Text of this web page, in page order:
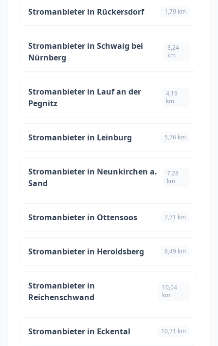
Stromanbieter in Rückersdorf 1,79 km
Stromanbieter in Schwaig bei
Nürnberg
3,24
km
Stromanbieter in Lauf an der
Pegnitz
4,19
km
Stromanbieter in Leinburg 5,76 km
Stromanbieter in Neunkirchen a.
Sand
7,28
km
Stromanbieter in Ottensoos 7,71 km
Stromanbieter in Heroldsberg 8,49 km
Stromanbieter in
Reichenschwand
10,04
km
Stromanbieter in Eckental 10,71 km